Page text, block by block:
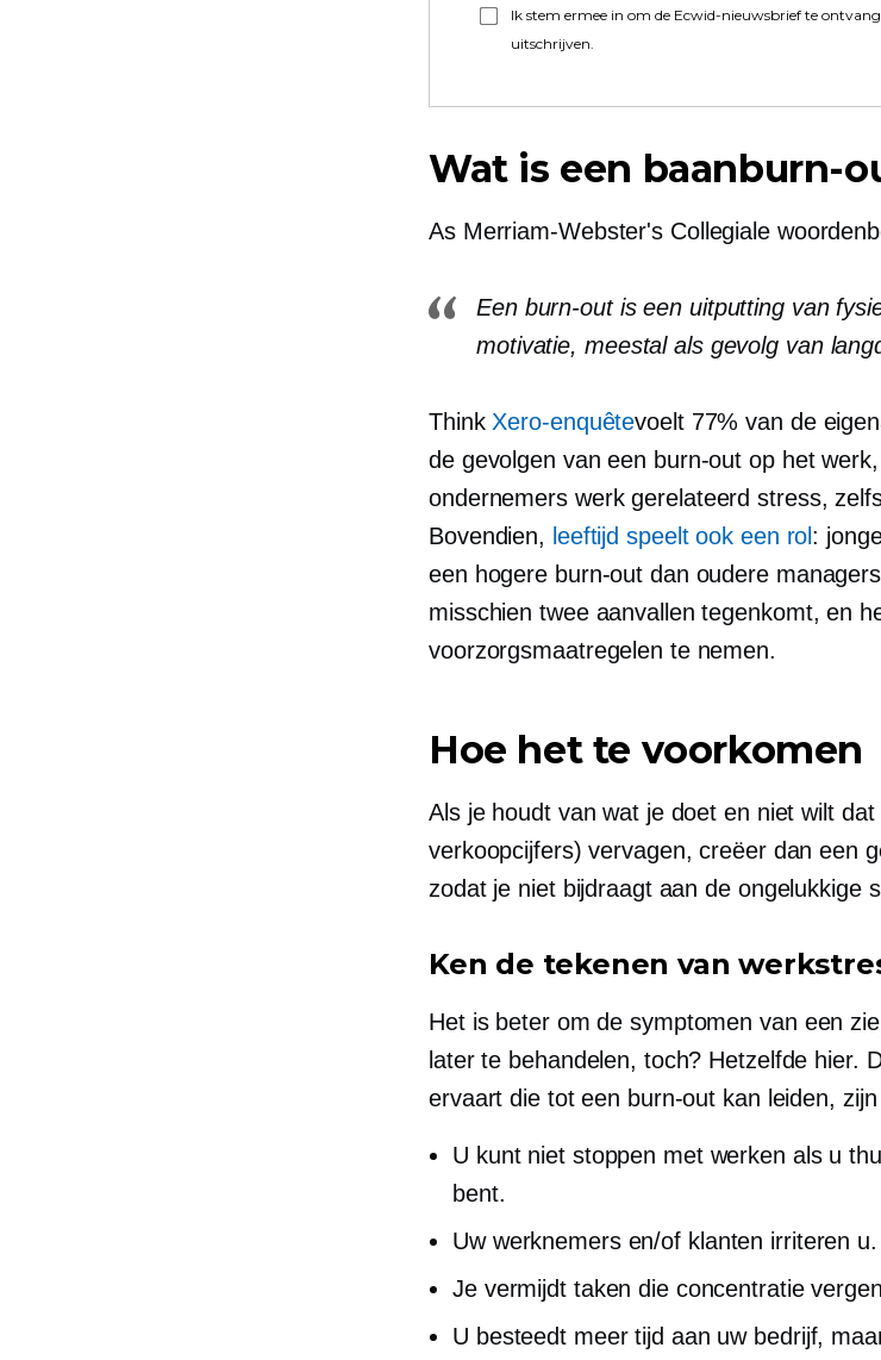
Ik stem ermee in om de Ecwid-nieuwsbrief te
uitschrijven.
Wat is een baanburn-
As Merriam-Webster's Collegiale
Een burn-out is een uitputting van
motivatie, meestal als gevolg van
Think Xero-enquêtevoelt 77% van de
de gevolgen van een burn-out op het
ondernemers werk gerelateerd stress,
Bovendien, leeftijd speelt ook een rol :
een hogere burn-out dan oudere
misschien twee aanvallen tegenkomt, en
voorzorgsmaatregelen te nemen.
Hoe het te voorkomen
Als je houdt van wat je doet en niet wilt
verkoopcijfers) vervagen, creëer dan een
zodat je niet bijdraagt ​​aan de ongelukkige
Ken de tekenen van
Het is beter om de symptomen van een
later te behandelen, toch? Hetzelfde hier.
ervaart die tot een burn-out kan leiden,
U kunt niet stoppen met werken als u
bent.
Uw werknemers en/of klanten irriteren u.
Je vermijdt taken die concentratie
U besteedt meer tijd aan uw bedrijf,